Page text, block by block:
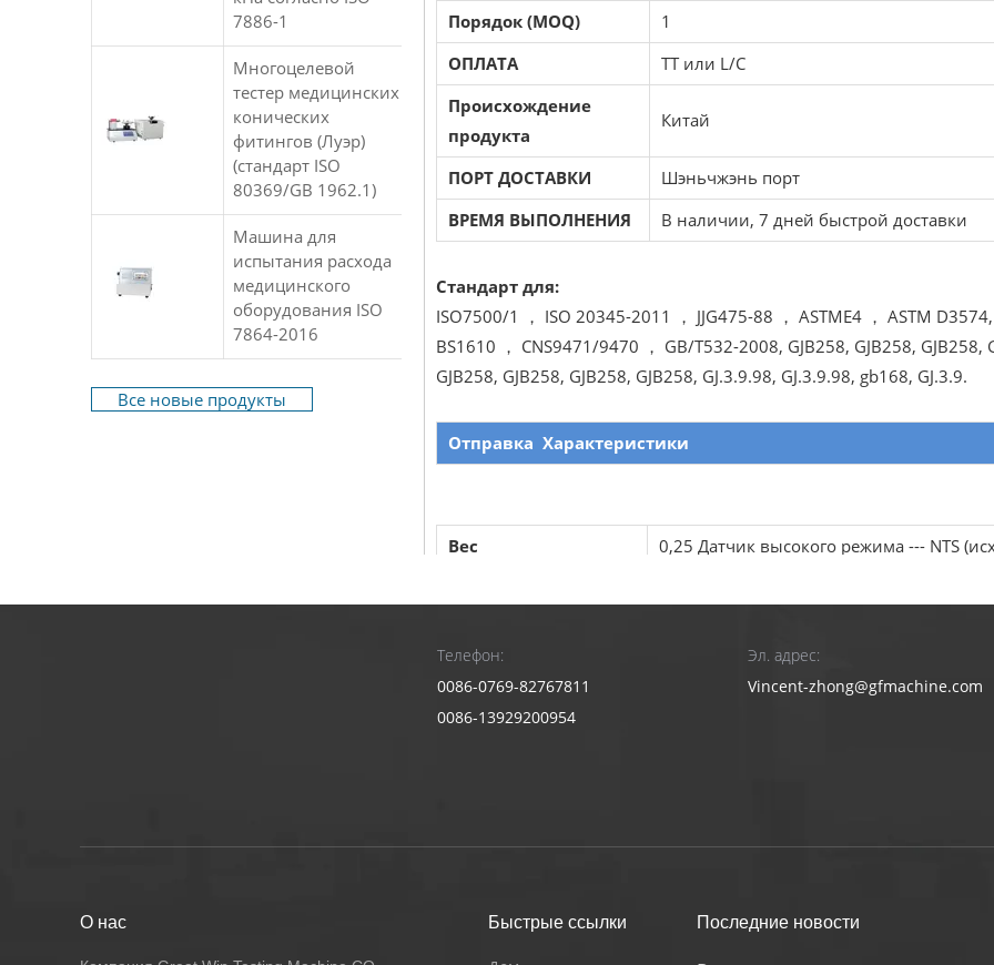
7886-1
Многоцелевой
тестер медицинских
конических
фитингов (Луэр)
(стандарт ISO
80369/GB 1962.1)
Машина для
испытания расхода
медицинского
оборудования ISO
7864-2016
Все новые продукты
Порядок (MOQ)
1
ОПЛАТА
TT или L/C
Происхождение
продукта
Китай
ПОРТ ДОСТАВКИ
Шэньчжэнь порт
ВРЕМЯ ВЫПОЛНЕНИЯ
В наличии, 7 дней быстрой доставки
Стандарт для:
ISO7500/1 ， ISO 20345-2011 ， JJG475-88 ， ASTME4 ， ASTM
BS1610 ， CNS9471/9470 ， GB/T532-2008, GJB258, GJB258, GJB258,
GJB258, GJB258, GJB258, GJB258, GJ.3.9.98, GJ.3.9.98, gb168, GJ.3.9.
Отправка Характеристики
Вес
0,25 Датчик высокого режима --- NTS
смещения
Телефон:
0086-0769-82767811
0086-13929200954
Эл. адрес:
Vincent-zhong@gfmachine.com
О нас Быстрые ссылки Последние новости